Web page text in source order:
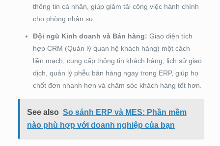
thông tin cá nhân, giúp giảm tải công việc hành chính
cho phòng nhân sự.
Đội ngũ Kinh doanh và Bán hàng: Giao diện tích
hợp CRM (Quản lý quan hệ khách hàng) một cách
liền mạch, cung cấp thông tin khách hàng, lịch sử giao
dịch, quản lý phễu bán hàng ngay trong ERP, giúp họ
chốt đơn nhanh hơn và chăm sóc khách hàng tốt hơn.
See also So sánh ERP và MES: Phần mềm
nào phù hợp với doanh nghiệp của bạn